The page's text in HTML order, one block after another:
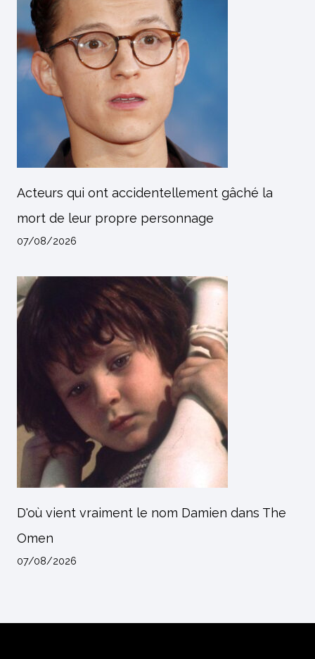
Acteurs qui ont accidentellement gâché la
mort de leur propre personnage
07/08/2026
D'où vient vraiment le nom Damien dans The
Omen
07/08/2026